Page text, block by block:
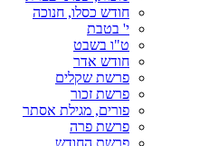
חודש כסלו, חנוכה
י' בטבת
ט"ו בשבט
חודש אדר
פרשת שקלים
פרשת זכור
פורים, מגילת אסתר
פרשת פרה